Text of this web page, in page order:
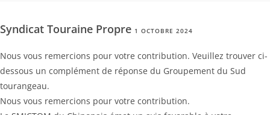
Syndicat Touraine Propre 1 OCTOBRE 2024
Nous vous remercions pour votre contribution. Veuillez trouver ci-
dessous un complément de réponse du Groupement du Sud
tourangeau.
Nous vous remercions pour votre contribution.